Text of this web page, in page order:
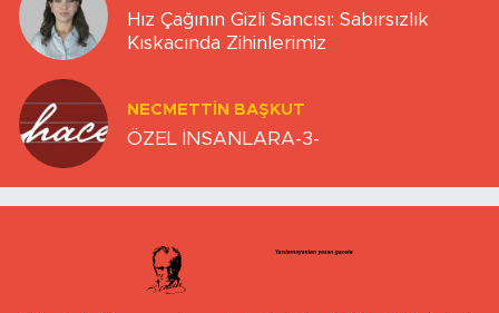
Hız Çağının Gizli Sancısı: Sabırsızlık
Kıskacında Zihinlerimiz
NECMETTIN BAŞKUT
ÖZEL İNSANLARA-3-